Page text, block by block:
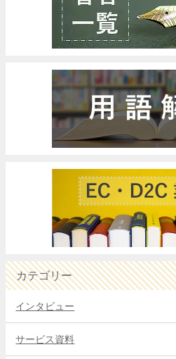
カテゴリー
インタビュー
サービス資料